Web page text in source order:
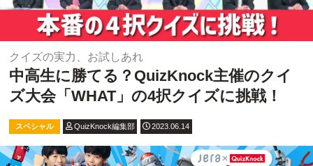
クイズの実力、お試しあれ
中高生に勝てる？QuizKnock主催のクイ
ズ大会「WHAT」の4択クイズに挑戦！
スペシャル QuizKnock編集部 2023.06.14